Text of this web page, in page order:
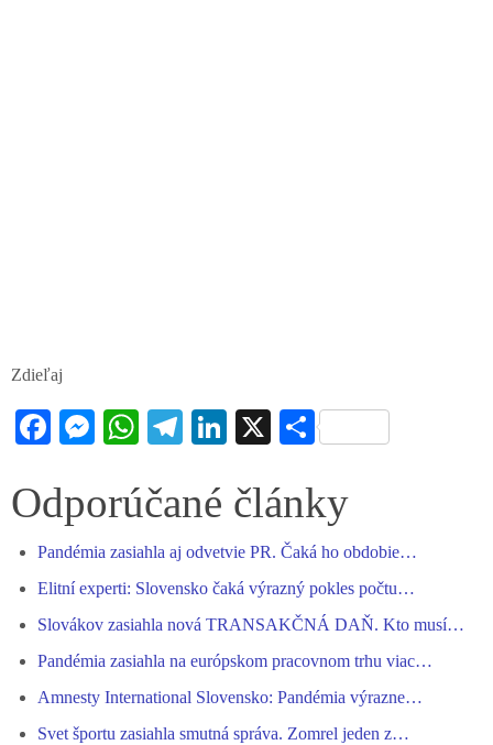
Zdieľaj
Fa
bo
ok
M
se
er
W
ts
pp
Te
gr
m
Li
ed
X S
re
Odporúčané články
Pandémia zasiahla aj odvetvie PR. Čaká ho obdobie…
Elitní experti: Slovensko čaká výrazný pokles počtu…
Slovákov zasiahla nová TRANSAKČNÁ DAŇ. Kto musí…
Pandémia zasiahla na európskom pracovnom trhu viac…
Amnesty International Slovensko: Pandémia výrazne…
Svet športu zasiahla smutná správa. Zomrel jeden z…